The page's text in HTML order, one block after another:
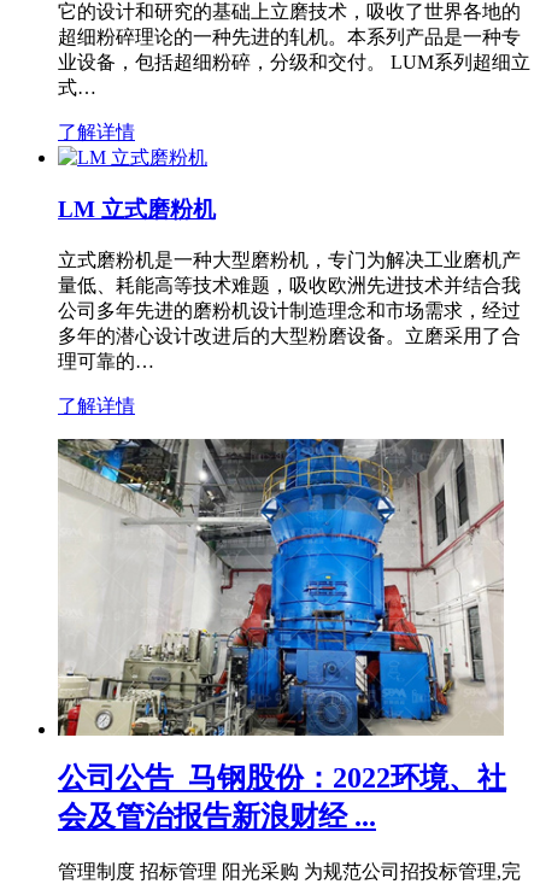
它的设计和研究的基础上立磨技术，吸收了世界各地的
超细粉碎理论的一种先进的轧机。本系列产品是一种专
业设备，包括超细粉碎，分级和交付。 LUM系列超细立
式…
了解详情
LM 立式磨粉机
立式磨粉机是一种大型磨粉机，专门为解决工业磨机产
量低、耗能高等技术难题，吸收欧洲先进技术并结合我
公司多年先进的磨粉机设计制造理念和市场需求，经过
多年的潜心设计改进后的大型粉磨设备。立磨采用了合
理可靠的…
了解详情
公司公告_马钢股份：2022环境、社
会及管治报告新浪财经 ...
管理制度 招标管理 阳光采购 为规范公司招投标管理,完